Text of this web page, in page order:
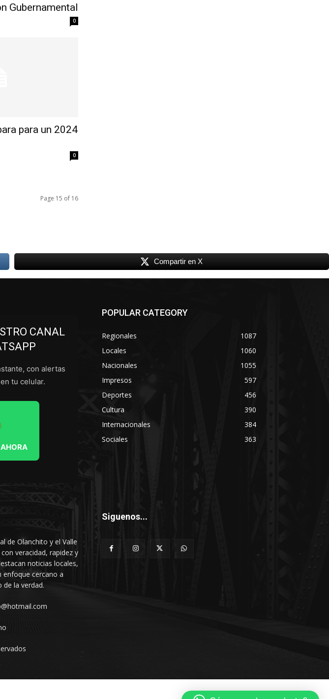
Gubernamental
0
para un 2024
0
Page 15 of 16
Compartir en X
CANAL
con alertas
tu celular.
POPULAR CATEGORY
Regionales
1087
Locales
1060
Nacionales
1055
Impresos
597
Deportes
456
Cultura
390
Internacionales
384
Sociales
363
de Olanchito y el Valle
veracidad, rapidez y
noticias locales,
enfoque cercano a
de la verdad.
Siguenos...